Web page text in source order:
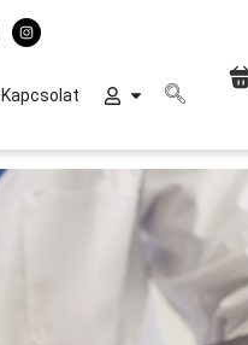
Kapcsolat